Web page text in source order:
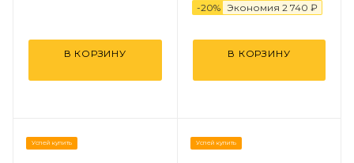
В КОРЗИНУ
-20% Экономия 2 740 ₽
В КОРЗИНУ
Успей купить Успей купить